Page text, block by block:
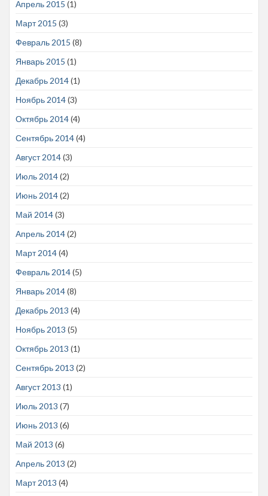
Апрель 2015 (1)
Март 2015 (3)
Февраль 2015 (8)
Январь 2015 (1)
Декабрь 2014(1)
Ноябрь 2014(3)
Октябрь 2014(4)
Сентябрь 2014(4)
Август 2014(3)
Июль 2014(2)
Июнь 2014(2)
Май 2014(3)
Апрель 2014(2)
Март 2014(4)
Февраль 2014(5)
Январь 2014(8)
Декабрь 2013 (4)
Ноябрь 2013 (5)
Октябрь 2013 (1)
Сентябрь 2013 (2)
Август 2013 (1)
Июль 2013 (7)
Июнь 2013 (6)
Май 2013 (6)
Апрель 2013 (2)
Март 2013 (4)